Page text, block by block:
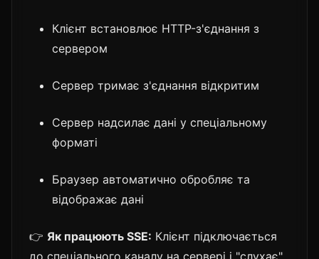
Клієнт встановлює HTTP-з'єднання з
сервером
Сервер тримає з'єднання відкритим
Сервер надсилає дані у спеціальному
форматі
Браузер автоматично обробляє та
відображає дані
👉 Як працюють SSE: Клієнт підключається